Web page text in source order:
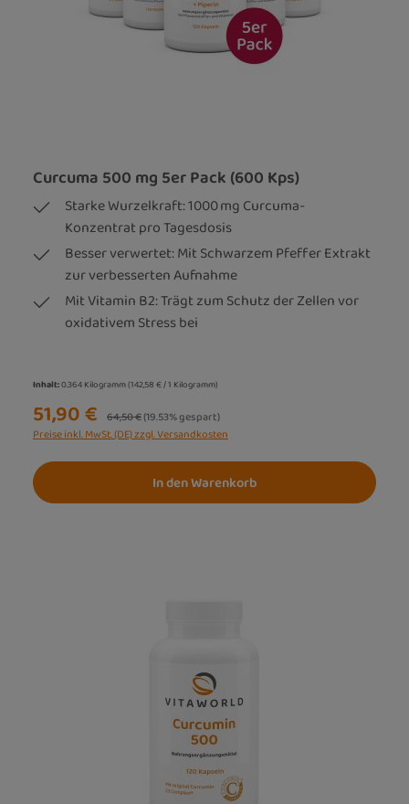
Curcuma 500 mg 5er Pack (600 Kps)
Starke Wurzelkraft: 1000 mg Curcuma-
Konzentrat pro Tagesdosis
Besser verwertet: Mit Schwarzem Pfeffer Extrakt
zur verbesserten Aufnahme
Mit Vitamin B2: Trägt zum Schutz der Zellen vor
oxidativem Stress bei
Inhalt:0.364 Kilogramm(142,58 € / 1 Kilogramm)
51,90 € Regulärer Preis:
64,50 €(19.53% gespart)
Preise inkl. MwSt. (DE) zzgl. Versandkosten
In den Warenkorb